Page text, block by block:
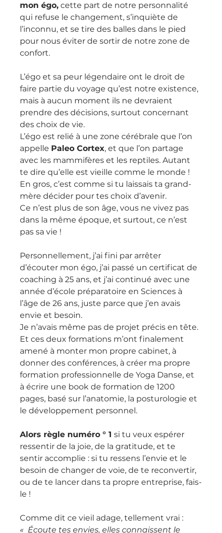
mon égo, cette part de notre personnalité
qui refuse le changement, s’inquiète de
l’inconnu, et se tire des balles dans le pied
pour nous éviter de sortir de notre zone de
confort.
L’égo et sa peur légendaire ont le droit de
faire partie du voyage qu’est notre existence,
mais à aucun moment ils ne devraient
prendre des décisions, surtout concernant
des choix de vie.
L’égo est relié à une zone cérébrale que l’on
appelle Paleo Cortex, et que l’on partage
avec les mammifères et les reptiles. Autant
te dire qu’elle est vieille comme le monde !
En gros, c’est comme si tu laissais ta grand-
mère décider pour tes choix d’avenir.
Ce n’est plus de son âge, vous ne vivez pas
dans la même époque, et surtout, ce n’est
pas sa vie !
Personnellement, j’ai fini par arrêter
d’écouter mon égo, j’ai passé un certificat de
coaching à 25 ans, et j’ai continué avec une
année d’école préparatoire en Sciences à
l’âge de 26 ans, juste parce que j’en avais
envie et besoin.
Je n’avais même pas de projet précis en tête.
Et ces deux formations m’ont finalement
amené à monter mon propre cabinet, à
donner des conférences, à créer ma propre
formation professionnelle de Yoga Danse, et
à écrire une book de formation de 1200
pages, basé sur l’anatomie, la posturologie et
le développement personnel.
Alors règle numéro ° 1 si tu veux espérer
ressentir de la joie, de la gratitude, et te
sentir accomplie : si tu ressens l’envie et le
besoin de changer de voie, de te reconvertir,
ou de te lancer dans ta propre entreprise, fais-
le !
Comme dit ce vieil adage, tellement vrai :
«  Écoute tes envies, elles connaissent le